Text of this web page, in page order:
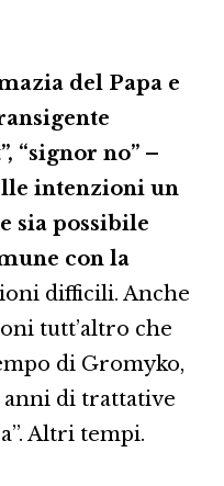
del Papa e
“signor no” –
intenzioni un
sia possibile
con la
difficili. Anche
tutt’altro che
di Gromyko,
anni di trattative
Altri tempi.